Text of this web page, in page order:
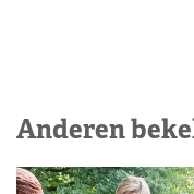
Anderen